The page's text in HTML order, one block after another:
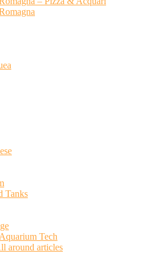
Tanks
Tech
around articles